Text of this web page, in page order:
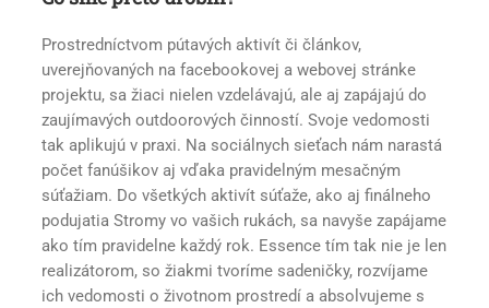
Prostredníctvom pútavých aktivít či článkov,
uverejňovaných na facebookovej a webovej stránke
projektu, sa žiaci nielen vzdelávajú, ale aj zapájajú do
zaujímavých outdoorových činností. Svoje vedomosti
tak aplikujú v praxi. Na sociálnych sieťach nám narastá
počet fanúšikov aj vďaka pravidelným mesačným
súťažiam. Do všetkých aktivít súťaže, ako aj finálneho
podujatia Stromy vo vašich rukách, sa navyše zapájame
ako tím pravidelne každý rok. Essence tím tak nie je len
realizátorom, so žiakmi tvoríme sadeničky, rozvíjame
ich vedomosti o životnom prostredí a absolvujeme s